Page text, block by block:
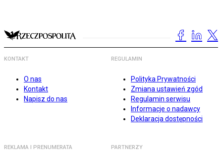
KONTAKT
O nas
Kontakt
Napisz do nas
REGULAMIN
Polityka Prywatności
Zmiana ustawień zgód
Regulamin serwisu
Informacje o nadawcy
Deklaracja dostępności
REKLAMA I PRENUMERATA PARTNERZY